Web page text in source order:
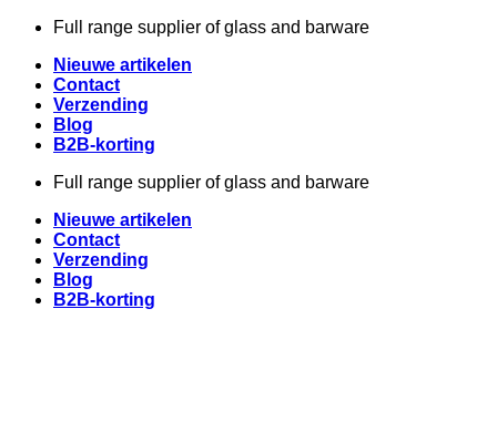
Skip
content
Full range supplier of glass and barware
Nieuwe artikelen
Contact
Verzending
Blog
B2B-korting
Full range supplier of glass and barware
Nieuwe artikelen
Contact
Verzending
Blog
B2B-korting